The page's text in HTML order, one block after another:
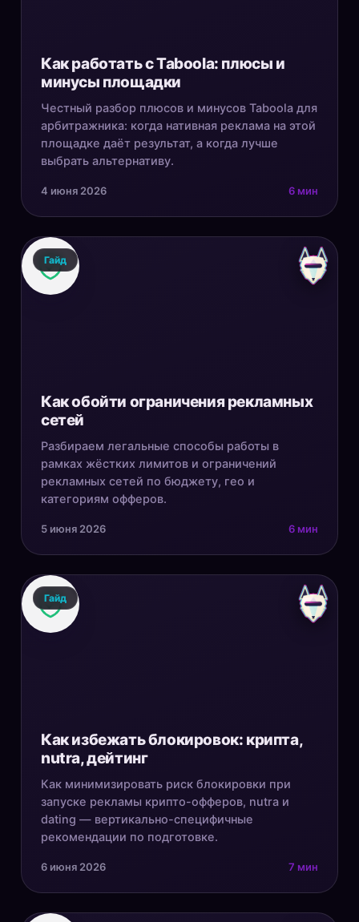
Как работать с Taboola: плюсы и
минусы площадки
Честный разбор плюсов и минусов Taboola для
арбитражника: когда нативная реклама на этой
площадке даёт результат, а когда лучше
выбрать альтернативу.
4 июня 2026 6 мин
Гайд
Как обойти ограничения рекламных
сетей
Разбираем легальные способы работы в
рамках жёстких лимитов и ограничений
рекламных сетей по бюджету, гео и
категориям офферов.
5 июня 2026 6 мин
Гайд
Как избежать блокировок: крипта,
nutra, дейтинг
Как минимизировать риск блокировки при
запуске рекламы крипто-офферов, nutra и
dating — вертикально-специфичные
рекомендации по подготовке.
6 июня 2026 7 мин